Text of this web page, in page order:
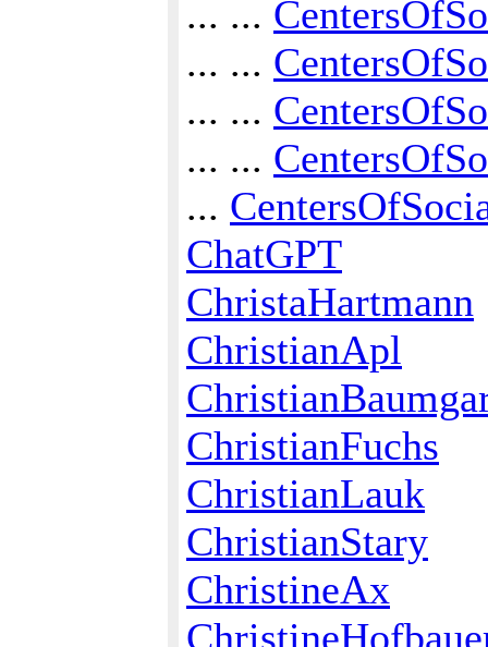
... ...
... ...
... ...
... ...
...
ChatGPT
ChristaHartmann
ChristianApl
ChristianFuchs
ChristianLauk
ChristianStary
ChristineAx